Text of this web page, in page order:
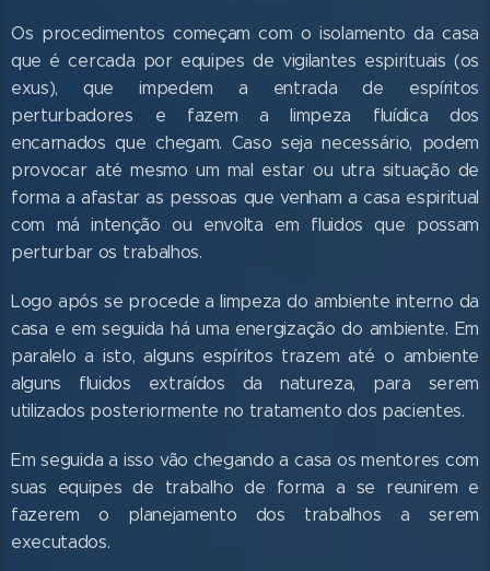
Os procedimentos começam com o isolamento da casa
que é cercada por equipes de vigilantes espirituais (os
exus), que impedem a entrada de espíritos
perturbadores e fazem a limpeza fluídica dos
encarnados que chegam. Caso seja necessário, podem
provocar até mesmo um mal estar ou utra situação de
forma a afastar as pessoas que venham a casa espiritual
com má intenção ou envolta em fluidos que possam
perturbar os trabalhos.
Logo após se procede a limpeza do ambiente interno da
casa e em seguida há uma energização do ambiente. Em
paralelo a isto, alguns espíritos trazem até o ambiente
alguns fluidos extraídos da natureza, para serem
utilizados posteriormente no tratamento dos pacientes.
Em seguida a isso vão chegando a casa os mentores com
suas equipes de trabalho de forma a se reunirem e
fazerem o planejamento dos trabalhos a serem
executados.